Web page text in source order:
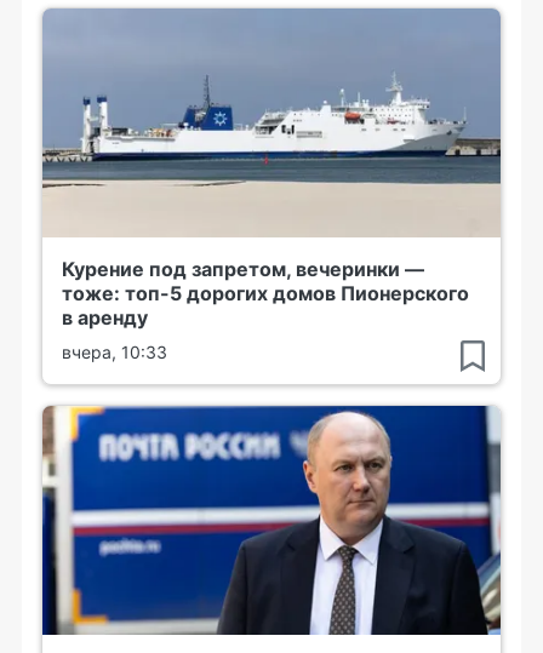
Курение под запретом, вечеринки —
тоже: топ-5 дорогих домов Пионерского
в аренду
вчера, 10:33